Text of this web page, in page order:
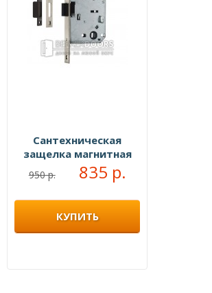
Сантехническая
защелка магнитная
хром
950 р. 835 р.
КУПИТЬ